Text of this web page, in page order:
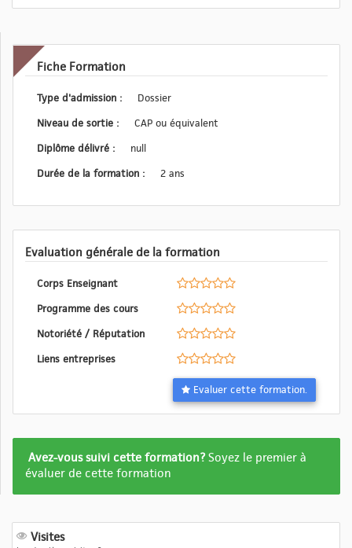
Fiche Formation
Type d'admission :
Dossier
Niveau de sortie :
CAP ou équivalent
Diplôme délivré :
null
Durée de la formation :
2 ans
Evaluation générale de la formation
Corps Enseignant
Programme des cours
Notoriété / Réputation
Liens entreprises
Evaluer cette formation.
Formation
pas
Avez-vous suivi cette formation?Soyez le premier à
évaluer de cette formation
Visites